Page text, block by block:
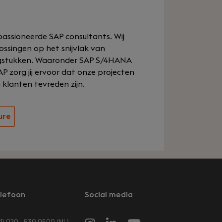
SAP consultants. Wij
op het snijvlak van
Waaronder SAP S/4HANA
zorg jij ervoor dat onze projecten
klanten tevreden zijn.
Social media